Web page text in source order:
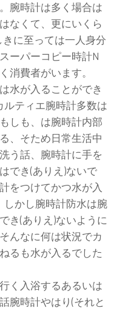
腕時計は多く場合は
なくて、更にいくら
に至っては一人身分
ーパーコピー時計N
消費者がいます。
水が入ることができ
ルティエ腕時計多数は
しも、は腕時計内部
、そため日常生活中
う話、腕時計に手を
でき(ありえ)ないで
をつけてかつ水が入
しかし腕時計防水は腕
き(ありえ)ないように
んなに何は状況でカ
るも水が入るでした
く入浴するあるいは
腕時計やはり(それと